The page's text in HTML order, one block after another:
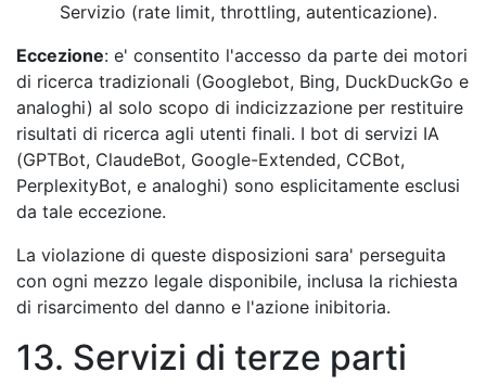
Servizio (rate limit, throttling, autenticazione).
Eccezione: e' consentito l'accesso da parte dei motori
di ricerca tradizionali (Googlebot, Bing, DuckDuckGo e
analoghi) al solo scopo di indicizzazione per restituire
risultati di ricerca agli utenti finali. I bot di servizi IA
(GPTBot, ClaudeBot, Google-Extended, CCBot,
PerplexityBot, e analoghi) sono esplicitamente esclusi
da tale eccezione.
La violazione di queste disposizioni sara' perseguita
con ogni mezzo legale disponibile, inclusa la richiesta
di risarcimento del danno e l'azione inibitoria.
13. Servizi di terze parti